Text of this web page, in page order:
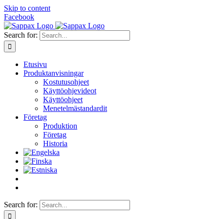
Skip to content
Facebook
Search for:
Etusivu
Produktanvisningar
Kostutusohjeet
Käyttöohjevideot
Käyttöohjeet
Menetelmästandardit
Företag
Produktion
Företag
Historia
Search for: